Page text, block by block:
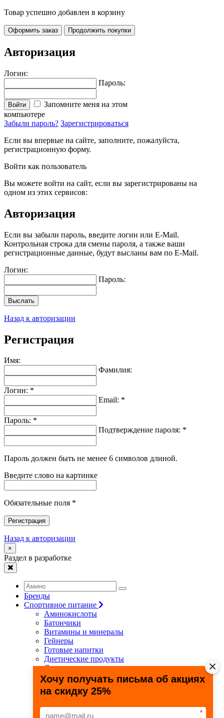
Товар успешно добавлен в корзину
Оформить заказ Продолжить покупки
Авторизация
Логин:
Пароль:
Войти
Запомните меня на этом
компьютере
Забыли пароль? Зарегистрироваться
Если вы впервые на сайте, заполните, пожалуйста,
регистрационную форму.
Войти как пользователь
Вы можете войти на сайт, если вы зарегистрированы на
одном из этих сервисов:
Авторизация
Если вы забыли пароль, введите логин или E-Mail.
Контрольная строка для смены пароля, а также ваши
регистрационные данные, будут высланы вам по E-Mail.
Логин:
Пароль:
Выслать
Назад к авторизации
Регистрация
Имя:
Фамилия:
Логин: *
Email: *
Пароль: *
Подтверждение пароля: *
Пароль должен быть не менее 6 символов длиной.
Введите слово на картинке
Обязательные поля *
Регистрация
Назад к авторизации
×
Раздел в разработке
Бренды
Спортивное питание
Аминокислоты
Батончики
Витамины и минералы
Гейнеры
Готовые напитки
Диетические продукты
Для связок и суставов
Жиросжигатели
Здоровье и долголетие
Креатин
Специальные препараты
Хочу получать письма об акциях
на скидку 25%
*